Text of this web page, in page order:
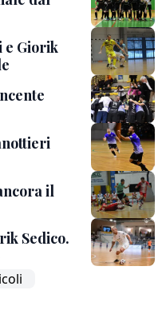
e Giorik
il
Sedico.